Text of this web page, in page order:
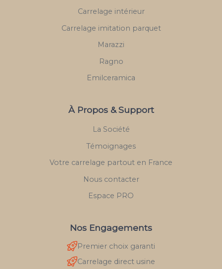
Carrelage intérieur
Carrelage imitation parquet
Marazzi
Ragno
Emilceramica
À Propos & Support
La Société
Témoignages
Votre carrelage partout en France
Nous contacter
Espace PRO
Nos Engagements
Premier choix garanti
Carrelage direct usine